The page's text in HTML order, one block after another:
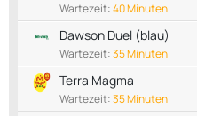
Wartezeit:40 Minuten
Dawson Duel (blau)
Wartezeit:35 Minuten
Terra Magma
Wartezeit:35 Minuten